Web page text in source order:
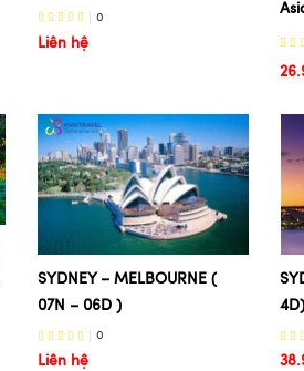
0
Liên hệ
SYDNEY – MELBOURNE (
07N – 06D )
0
Liên hệ
4D)